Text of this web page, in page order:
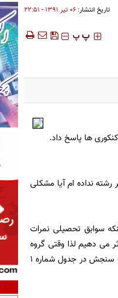
تاریخ انتشار: ۰۶ تير ۱۳۹۱ - ۲۲:۵۱
‍‍‍ پ پ
نداده ام آیا مشکلی
سوابق تحصیلی نمرات
دیپلم گرفتند تا 25% در نمره کل مربوط اثر می دهیم لذا وقتی گروه
عوض می شود ممکن است 25% درصد کمتر در نظر گرفته شود. زیرا دروس امتحانی فرق می کند این مورد در پیک سنجش در جدول شماره 1